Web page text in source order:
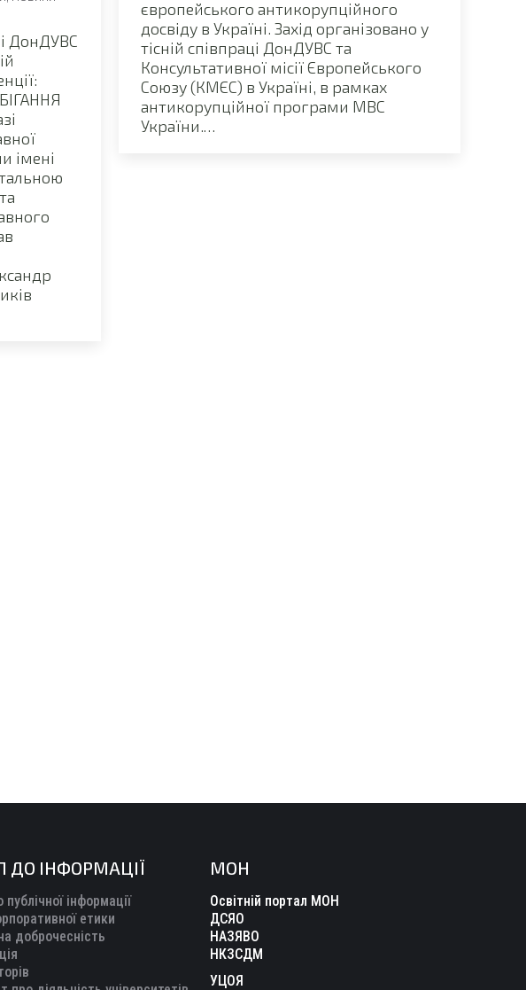
європейського антикорупційного
досвіду в Україні. Захід організовано у
тісній співпраці ДонДУВС та
Консультативної місії Європейського
Союзу (КМЄС) в Україні, в рамках
антикорупційної програми МВС
України.…
ДонДУВС
імені
ДО ІНФОРМАЦІЇ
інформації
етики
доброчесність
МОН
Освітній портал МОН
ДСЯО
НАЗЯВО
НКЗСДМ
УЦОЯ